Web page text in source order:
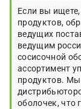
Если вы
продуктов,
ведущих
ведущим
сосисочной
ассортимент
продуктов.
оболочек, что